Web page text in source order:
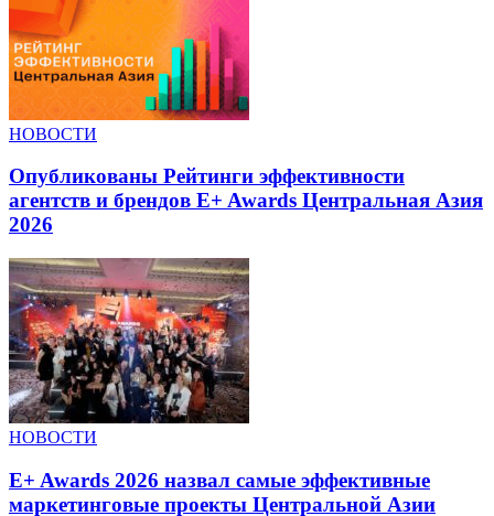
НОВОСТИ
Опубликованы Рейтинги эффективности
агентств и брендов E+ Awards Центральная Азия
2026
НОВОСТИ
E+ Awards 2026 назвал самые эффективные
маркетинговые проекты Центральной Азии